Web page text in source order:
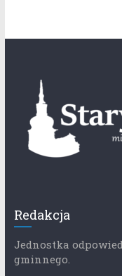
Redakcja
Jednostka
gminnego.